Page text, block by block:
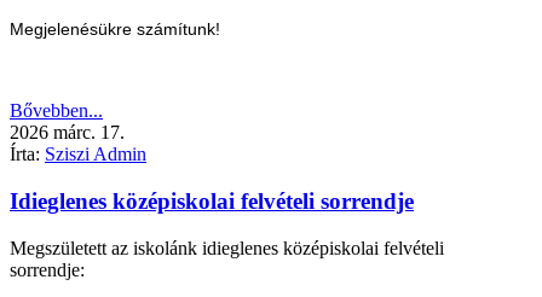
Megjelenésükre számítunk!
Bővebben...
2026 márc. 17.
Írta: Sziszi Admin
Idieglenes középiskolai felvételi sorrendje
Megszületett az iskolánk idieglenes középiskolai felvételi
sorrendje: